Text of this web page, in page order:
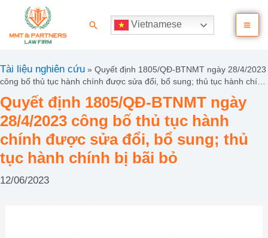
nội
Tìm
Vietnamese
Tài liệu nghiên cứu » Quyết định 1805/QĐ-BTNMT ngày 28/4/2023
công bố thủ tục hành chính được sửa đổi, bổ sung; thủ tục hành chính
Quyết định 1805/QĐ-BTNMT ngày
28/4/2023 công bố thủ tục hành
chính được sửa đổi, bổ sung; thủ
tục hành chính bị bãi bỏ
12/06/2023